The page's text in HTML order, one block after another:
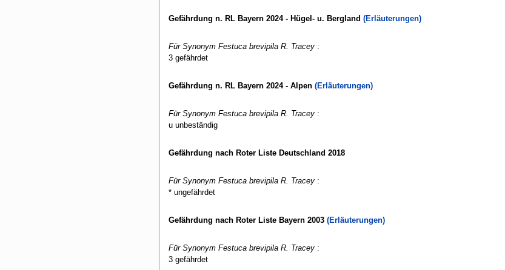
Gefährdung n. RL Bayern 2024 - Hügel- u. Bergland (Erläuterungen)
Für Synonym Festuca brevipila R. Tracey :
3 gefährdet
Gefährdung n. RL Bayern 2024 - Alpen (Erläuterungen)
Für Synonym Festuca brevipila R. Tracey :
u unbeständig
Gefährdung nach Roter Liste Deutschland 2018
Für Synonym Festuca brevipila R. Tracey :
* ungefährdet
Gefährdung nach Roter Liste Bayern 2003 (Erläuterungen)
Für Synonym Festuca brevipila R. Tracey :
3 gefährdet